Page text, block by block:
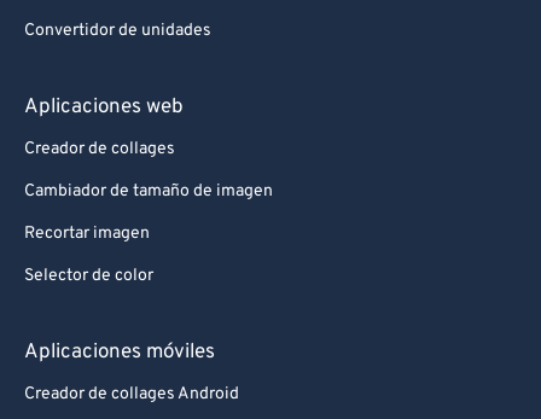
Convertidor de unidades
Aplicaciones web
Creador de collages
Cambiador de tamaño de imagen
Recortar imagen
Selector de color
Aplicaciones móviles
Creador de collages Android